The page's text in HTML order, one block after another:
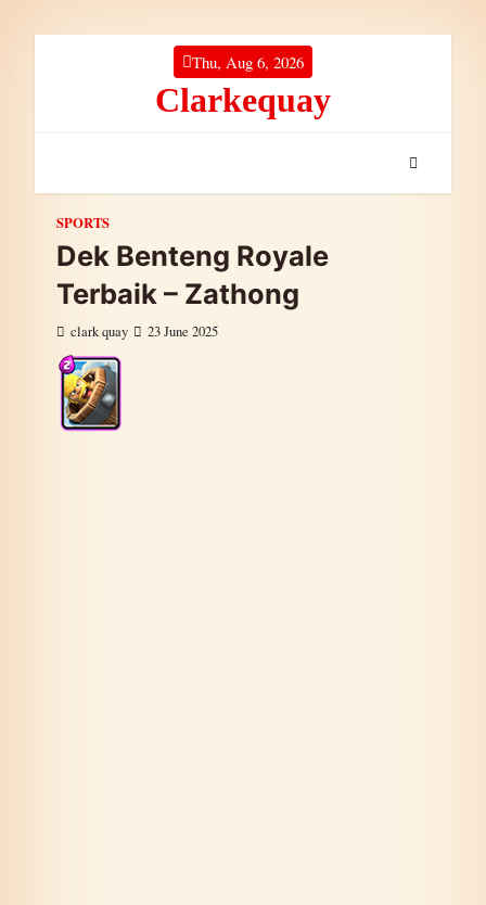
Thu, Aug 6, 2026
Clarkequay
SPORTS
Dek Benteng Royale
Terbaik – Zathong
clark quay 23 June 2025